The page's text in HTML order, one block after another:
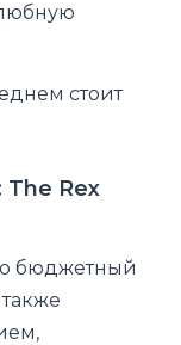
стоит
Rex
бюджетный